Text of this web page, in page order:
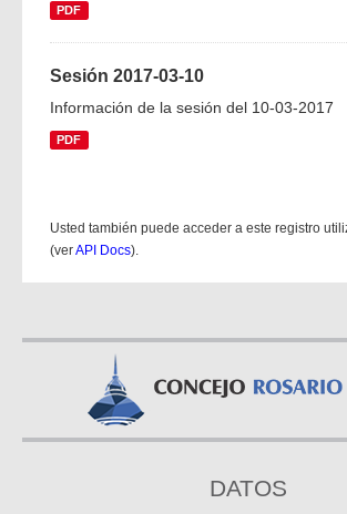
PDF
Sesión 2017-03-10
Información de la sesión del 10-03-2017
PDF
Usted también puede acceder a este registro
(verAPI Docs).
DATOS